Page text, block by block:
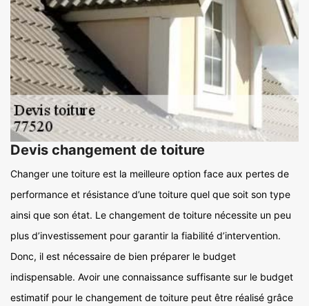
Devis changement de toiture
Changer une toiture est la meilleure option face aux pertes de
performance et résistance d’une toiture quel que soit son type
ainsi que son état. Le changement de toiture nécessite un peu
plus d’investissement pour garantir la fiabilité d’intervention.
Donc, il est nécessaire de bien préparer le budget
indispensable. Avoir une connaissance suffisante sur le budget
estimatif pour le changement de toiture peut être réalisé grâce